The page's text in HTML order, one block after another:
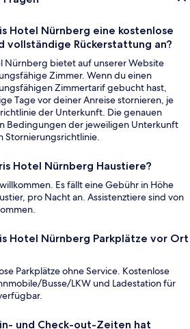
Hotel Nürnberg eine kostenlose
vollständige Rückerstattung an?
Nürnberg bietet auf unserer Website
Zimmer. Wenn du einen
Zimmertarif gebucht hast,
Tage vor deiner Anreise stornieren, je
der Unterkunft. Die genauen
Bedingungen der jeweiligen Unterkunft
Stornierungsrichtlinie.
Hotel Nürnberg Haustiere?
Es fällt eine Gebühr in Höhe
pro Nacht an. Assistenztiere sind von
Hotel Nürnberg Parkplätze vor Ort
Parkplätze ohne Service. Kostenlose
Busse/LKW und Ladestation für
und Check-out-Zeiten hat